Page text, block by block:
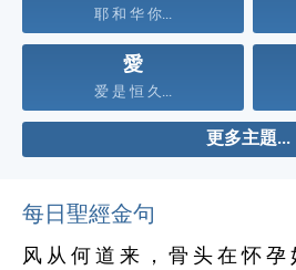
耶 和 华 你...
愛
爱 是 恒 久...
更多主題...
每日聖經金句
风 从 何 道 来 ， 骨 头 在 怀 孕